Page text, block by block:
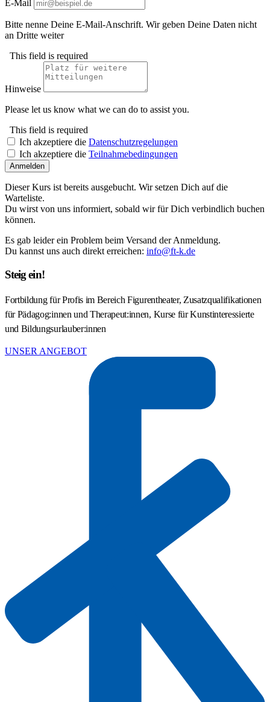
E-Mail
Bitte nenne Deine E-Mail-Anschrift. Wir geben Deine Daten nicht
an Dritte weiter
This field is required
Hinweise
Please let us know what we can do to assist you.
This field is required
Ich akzeptiere die Datenschutzregelungen
Ich akzeptiere die Teilnahmebedingungen
Anmelden
Dieser Kurs ist bereits ausgebucht. Wir setzen Dich auf die
Warteliste.
Du wirst von uns informiert, sobald wir für Dich verbindlich buchen
können.
Es gab leider ein Problem beim Versand der Anmeldung.
Du kannst uns auch direkt erreichen: info@ft-k.de
Steig ein!
Fortbildung für Profis im Bereich Figurentheater, Zusatzqualifikationen
für Pädagog:innen und Therapeut:innen, Kurse für Kunstinteressierte
und Bildungsurlauber:innen
UNSER ANGEBOT